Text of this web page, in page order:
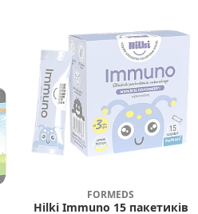
FORMEDS
Hilki Immuno 15 пакетиків